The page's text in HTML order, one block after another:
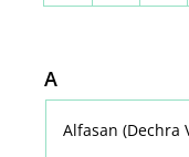
A
Alfasan (Dechra